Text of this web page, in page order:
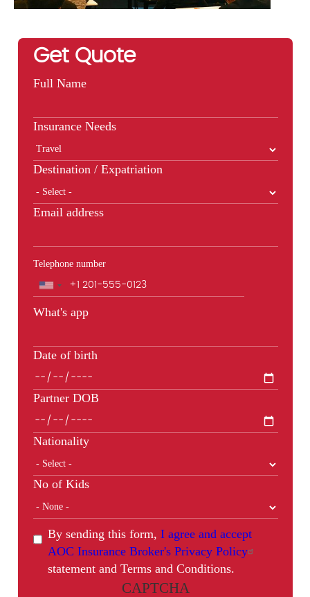
Get Quote
Full Name
Insurance Needs
Destination / Expatriation
Email address
Telephone number
Phone
What's app
Date of birth
Partner DOB
Nationality
No of Kids
By sending this form, I agree and accept
AOC Insurance Broker's Privacy Policy
statement and Terms and Conditions.
CAPTCHA